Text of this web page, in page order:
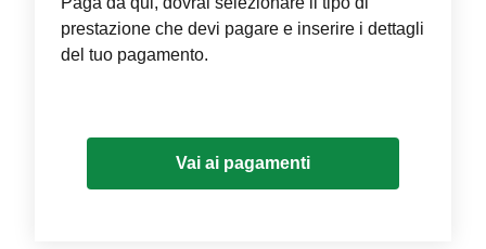
prestazione che devi pagare e inserire i dettagli
del tuo pagamento.
Vai ai pagamenti